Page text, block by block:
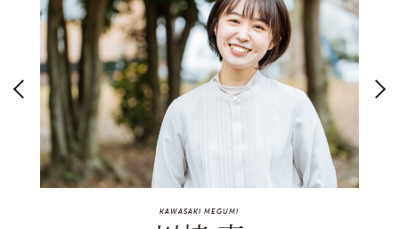
KAWASAKI MEGUMI